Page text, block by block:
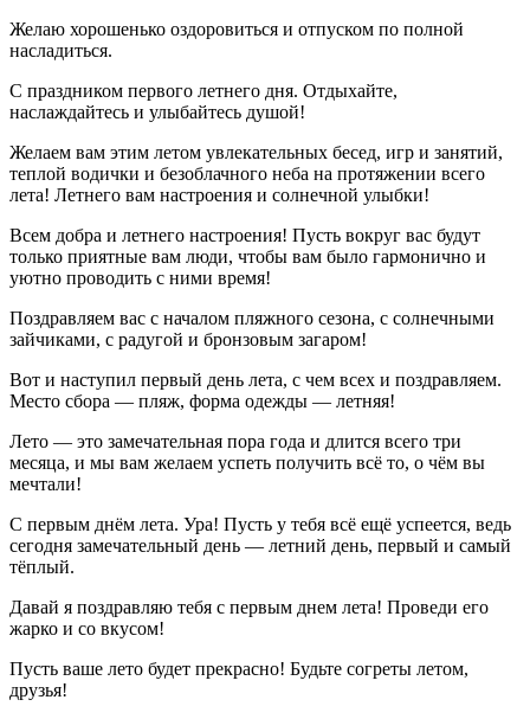
Желаю хорошенько оздоровиться и отпуском по полной
насладиться.
С праздником первого летнего дня. Отдыхайте,
наслаждайтесь и улыбайтесь душой!
Желаем вам этим летом увлекательных бесед, игр и занятий,
теплой водички и безоблачного неба на протяжении всего
лета! Летнего вам настроения и солнечной улыбки!
Всем добра и летнего настроения! Пусть вокруг вас будут
только приятные вам люди, чтобы вам было гармонично и
уютно проводить с ними время!
Поздравляем вас с началом пляжного сезона, с солнечными
зайчиками, с радугой и бронзовым загаром!
Вот и наступил первый день лета, с чем всех и поздравляем.
Место сбора — пляж, форма одежды — летняя!
Лето — это замечательная пора года и длится всего три
месяца, и мы вам желаем успеть получить всё то, о чём вы
мечтали!
С первым днём лета. Ура! Пусть у тебя всё ещё успеется, ведь
сегодня замечательный день — летний день, первый и самый
тёплый.
Давай я поздравляю тебя с первым днем лета! Проведи его
жарко и со вкусом!
Пусть ваше лето будет прекрасно! Будьте согреты летом,
друзья!